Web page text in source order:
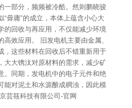
一部分，频频被冷酷。然则鹏晓骏
“毋庸”的成立，本体上蕴含小心大
的回收与再应用，不仅能减少环境
高效应用。 旧发电机主要由金属、
，这些材料在回收后不错重新用于
大大镌汰对原材料的需求，减少矿
。同期，发电机中的电子元件和绝
能对泥土和水源酿成稠浊，因此模
芸筱科技有限公司-官网